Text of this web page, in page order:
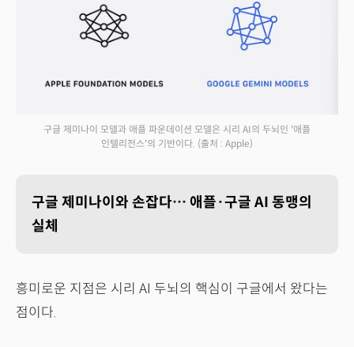
구글 제미나이 모델과 애플 파운데이션 모델은 시리 AI의 두뇌인 '애플
인텔리전스'의 기반이다. (출처 : Apple)
구글 제미나이와 손잡다… 애플·구글 AI 동맹의
실체
흥미로운 지점은 시리 AI 두뇌의 핵심이 구글에서 왔다는
점이다.